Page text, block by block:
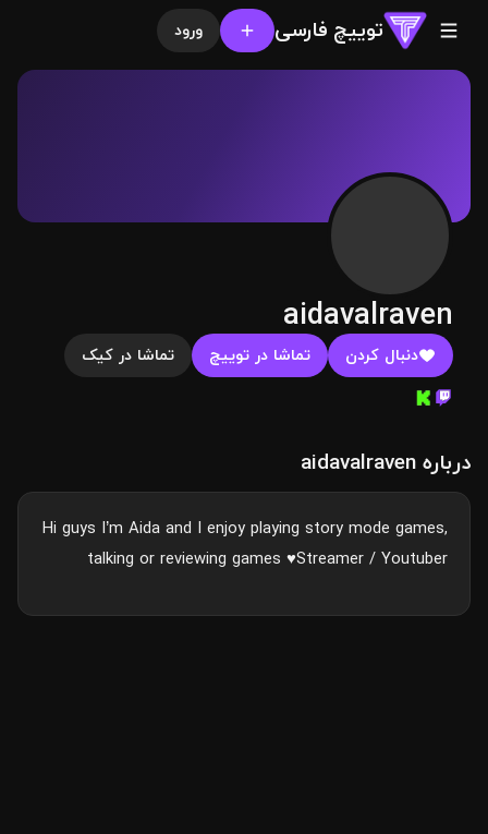
توییچ فارسی ورود
aidavalraven
دنبال کردن تماشا در توییچ تماشا در کیک
درباره aidavalraven
Hi guys I’m Aida and I enjoy playing story mode games,
talking or reviewing games ♥️Streamer / Youtuber